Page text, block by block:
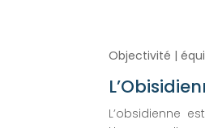
Objectivité |
L’obsidienne